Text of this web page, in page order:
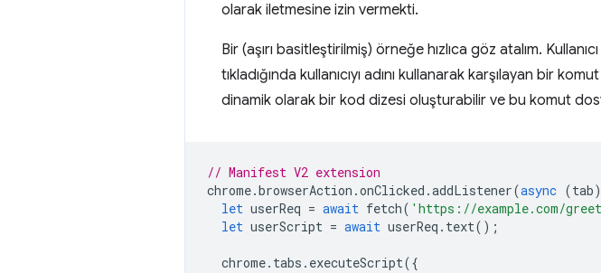
olarak iletmesine izin vermekti.
Bir (aşırı basitleştirilmiş) örneğe hızlıca göz atalım.
tıkladığında kullanıcıyı adını kullanarak karşılayan bir
dinamik olarak bir kod dizesi oluşturabilir ve bu komut
// Manifest V2 extension
chrome.browserAction .onClicked .addListener(async (tab)
let userReq = await fetch( 'https://example.com/
let userScript = await userReq . text();
chrome. tabs . executeScript({